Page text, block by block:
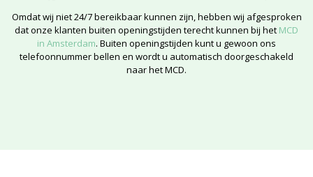
Omdat wij niet 24/7 bereikbaar kunnen zijn, hebben wij afgesproken
dat onze klanten buiten openingstijden terecht kunnen bij het MCD
in Amsterdam. Buiten openingstijden kunt u gewoon ons
telefoonnummerbellen en wordt u automatisch doorgeschakeld
naar het MCD.